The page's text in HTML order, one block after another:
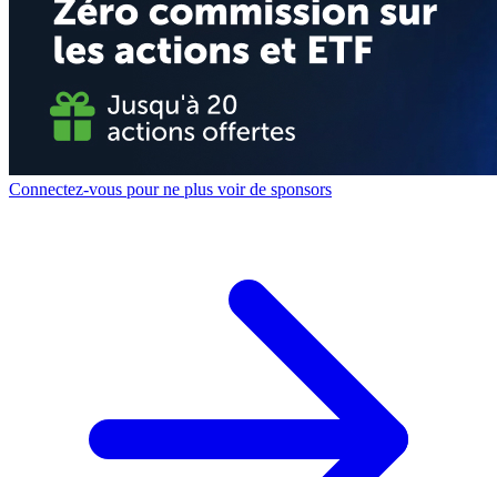
Connectez-vous pour ne plus voir de sponsors